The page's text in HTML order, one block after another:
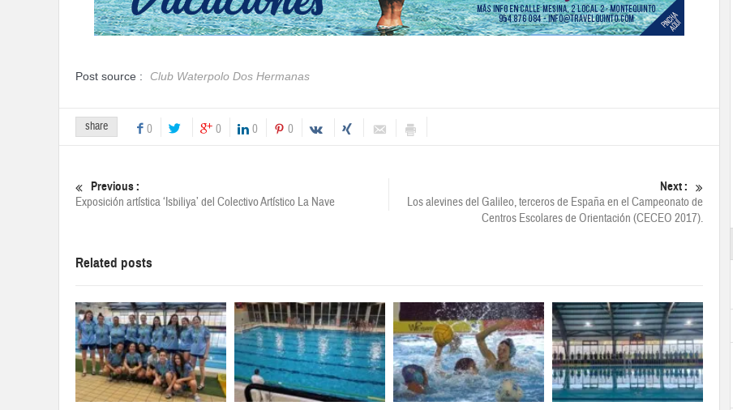
Post source : Club Waterpolo Dos Hermanas
share 0 0 0 0
Previous :
Exposición artística ‘Isbiliya’ del Colectivo Artístico La Nave
Next :
Los alevines del Galileo, terceros de España en el Campeonato de
Centros Escolares de Orientación (CECEO 2017).
Related posts